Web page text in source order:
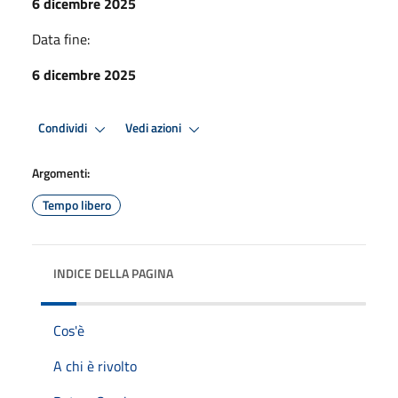
Data fine:
6 dicembre 2025
Condividi Vedi azioni
Argomenti:
Tempo libero
INDICE DELLA PAGINA
Cos'è
A chi è rivolto